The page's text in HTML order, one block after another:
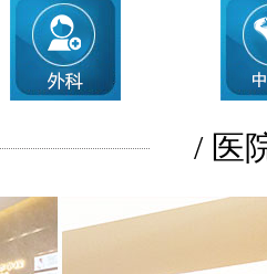
/ 医